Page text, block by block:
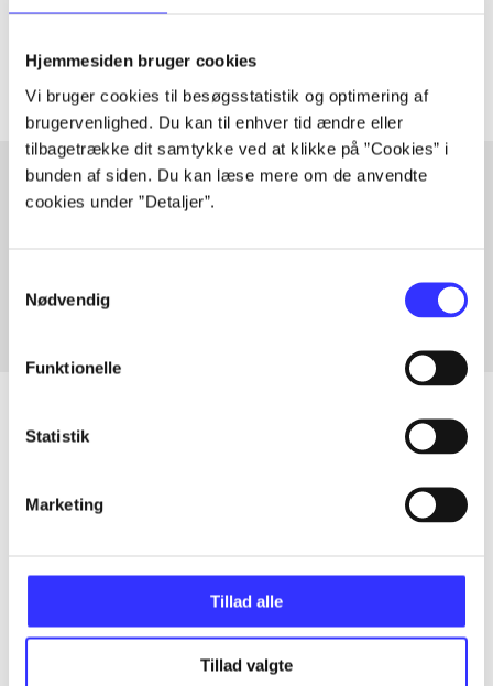
Hjemmesiden bruger cookies
Vi bruger cookies til besøgsstatistik og optimering af
brugervenlighed. Du kan til enhver tid ændre eller
tilbagetrække dit samtykke ved at klikke på ”Cookies” i
bunden af siden. Du kan læse mere om de anvendte
cookies under ”Detaljer”.
Nødvendig
Funktionelle
Statistik
Marketing
Tillad alle
Tillad valgte
Alle registrerede artikler fordelt på udgivelser
...
...